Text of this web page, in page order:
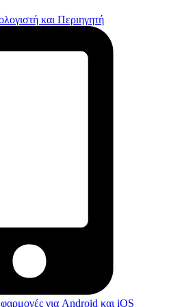
και Περιηγητή
για Android και iOS